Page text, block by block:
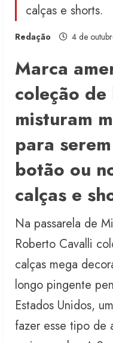
calças e shorts.
Redação 4 de
Marca
coleção
misturam
para
botão ou
calças e
Na passarela de
Roberto Cavalli
calças mega
longo pingente
Estados Unidos,
fazer esse tipo de